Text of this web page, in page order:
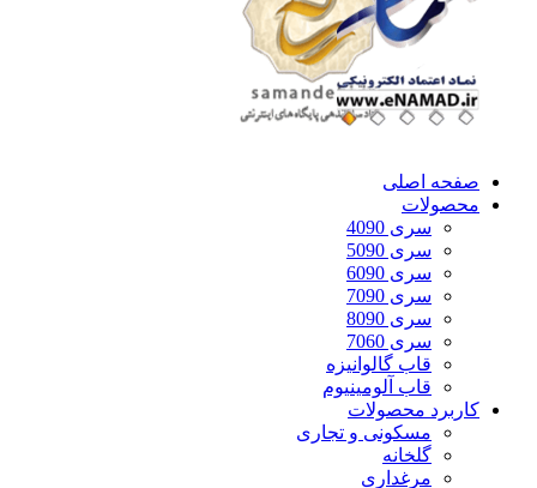
صفحه اصلی
محصولات
سری 4090
سری 5090
سری 6090
سری 7090
سری 8090
سری 7060
قاب گالوانیزه
قاب آلومینیوم
کاربرد محصولات
مسکونی و تجاری
گلخانه
مرغداری